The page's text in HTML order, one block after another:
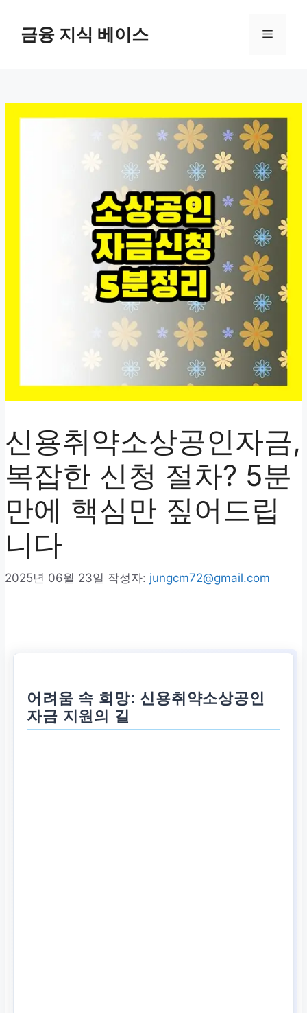
금융 지식 베이스 메
신용취약소상공인자금,
복잡한 신청 절차? 5분
만에 핵심만 짚어드립
니다
2025년 06월 23일 작성자: jungcm72@gmail.com
어려움 속 희망: 신용취약소상공인
자금 지원의 길